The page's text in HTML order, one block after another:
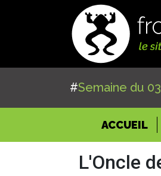
#Semaine du
ACCUEIL
L'Oncle